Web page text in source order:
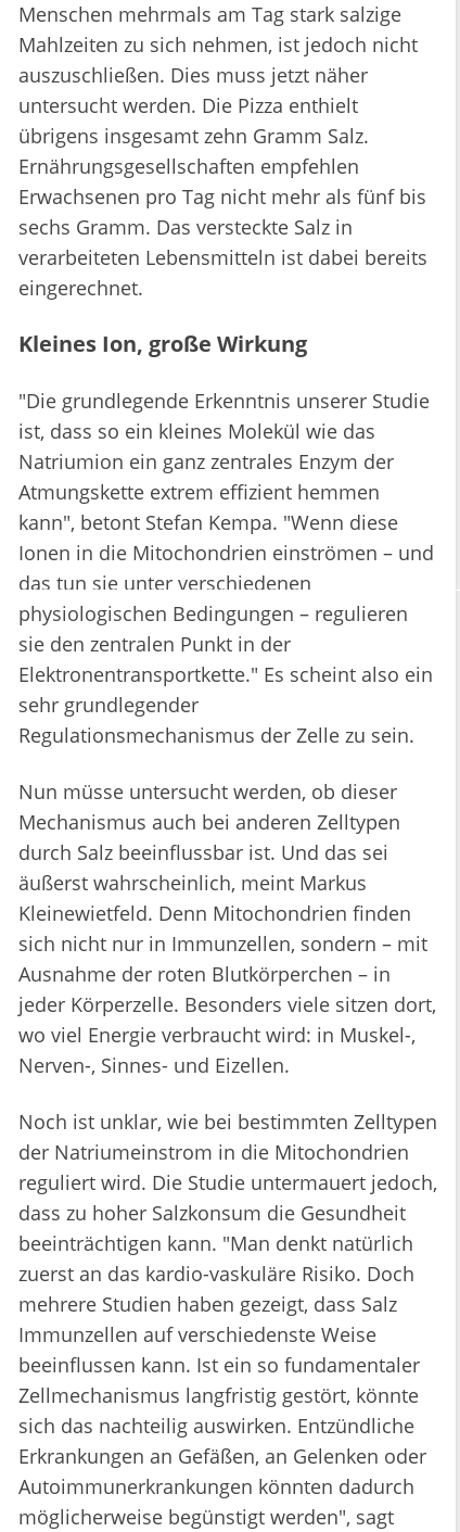
Menschen mehrmals am Tag stark salzige
Mahlzeiten zu sich nehmen, ist jedoch nicht
auszuschließen. Dies muss jetzt näher
untersucht werden. Die Pizza enthielt
übrigens insgesamt zehn Gramm Salz.
Ernährungsgesellschaften empfehlen
Erwachsenen pro Tag nicht mehr als fünf bis
sechs Gramm. Das versteckte Salz in
verarbeiteten Lebensmitteln ist dabei bereits
eingerechnet.
Kleines Ion, große Wirkung
"Die grundlegende Erkenntnis unserer Studie
ist, dass so ein kleines Molekül wie das
Natriumion ein ganz zentrales Enzym der
Atmungskette extrem effizient hemmen
kann", betont Stefan Kempa. "Wenn diese
Ionen in die Mitochondrien einströmen – und
das tun sie unter verschiedenen
physiologischen Bedingungen – regulieren
sie den zentralen Punkt in der
Elektronentransportkette." Es scheint also ein
sehr grundlegender
Regulationsmechanismus der Zelle zu sein.
Nun müsse untersucht werden, ob dieser
Mechanismus auch bei anderen Zelltypen
durch Salz beeinflussbar ist. Und das sei
äußerst wahrscheinlich, meint Markus
Kleinewietfeld. Denn Mitochondrien finden
sich nicht nur in Immunzellen, sondern – mit
Ausnahme der roten Blutkörperchen – in
jeder Körperzelle. Besonders viele sitzen dort,
wo viel Energie verbraucht wird: in Muskel-,
Nerven-, Sinnes- und Eizellen.
Noch ist unklar, wie bei bestimmten Zelltypen
der Natriumeinstrom in die Mitochondrien
reguliert wird. Die Studie untermauert jedoch,
dass zu hoher Salzkonsum die Gesundheit
beeinträchtigen kann. "Man denkt natürlich
zuerst an das kardio-vaskuläre Risiko. Doch
mehrere Studien haben gezeigt, dass Salz
Immunzellen auf verschiedenste Weise
beeinflussen kann. Ist ein so fundamentaler
Zellmechanismus langfristig gestört, könnte
sich das nachteilig auswirken. Entzündliche
Erkrankungen an Gefäßen, an Gelenken oder
Autoimmunerkrankungen könnten dadurch
möglicherweise begünstigt werden", sagt